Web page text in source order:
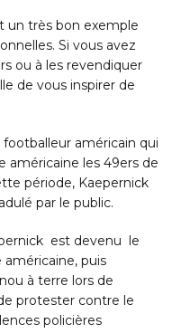
un très bon exemple
Si vous avez
ou à les revendiquer
de vous inspirer de
américain qui
américaine les 49ers de
période, Kaepernick
par le public.
est devenu le
puis
à terre lors de
protester contre le
policières